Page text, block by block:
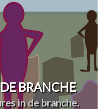
BRANCHE
in de branche.